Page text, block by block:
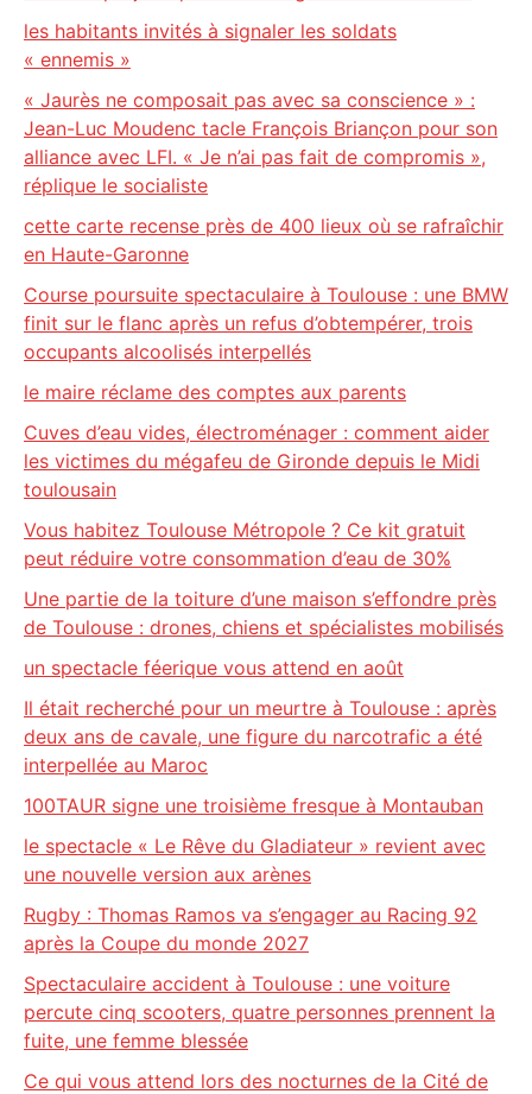
les habitants invités à signaler les soldats
« ennemis »
« Jaurès ne composait pas avec sa conscience » :
Jean-Luc Moudenc tacle François Briançon pour son
alliance avec LFI. « Je n’ai pas fait de compromis »,
réplique le socialiste
cette carte recense près de 400 lieux où se rafraîchir
en Haute-Garonne
Course poursuite spectaculaire à Toulouse : une BMW
finit sur le flanc après un refus d’obtempérer, trois
occupants alcoolisés interpellés
le maire réclame des comptes aux parents
Cuves d’eau vides, électroménager : comment aider
les victimes du mégafeu de Gironde depuis le Midi
toulousain
Vous habitez Toulouse Métropole ? Ce kit gratuit
peut réduire votre consommation d’eau de 30%
Une partie de la toiture d’une maison s’effondre près
de Toulouse : drones, chiens et spécialistes mobilisés
un spectacle féerique vous attend en août
Il était recherché pour un meurtre à Toulouse : après
deux ans de cavale, une figure du narcotrafic a été
interpellée au Maroc
100TAUR signe une troisième fresque à Montauban
le spectacle « Le Rêve du Gladiateur » revient avec
une nouvelle version aux arènes
Rugby : Thomas Ramos va s’engager au Racing 92
après la Coupe du monde 2027
Spectaculaire accident à Toulouse : une voiture
percute cinq scooters, quatre personnes prennent la
fuite, une femme blessée
Ce qui vous attend lors des nocturnes de la Cité de